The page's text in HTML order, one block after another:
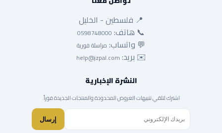
📍 فلسطين - الخليل
📞 هاتف: 0598748000
💬 واتساب: مراسلة فورية
✉️ بريد: help@jzpal.com
النشرة الإخبارية
اشترك لتلقي تنبيهات العروض المحدودة والمنتجات الجديدة فوراً.
إرسال